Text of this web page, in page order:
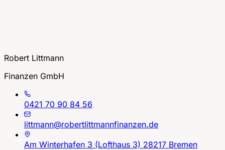
Robert Littmann
Finanzen GmbH
0421 70 90 84 56
littmann@robertlittmannfinanzen.de
Am Winterhafen 3 (Lofthaus 3) 28217 Bremen